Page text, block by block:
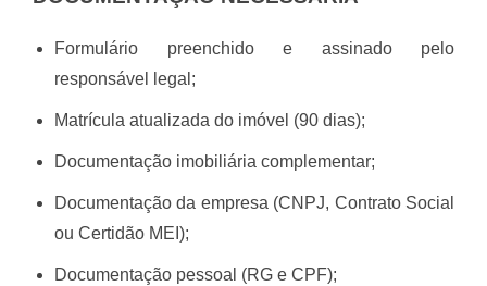
Formulário preenchido e assinado pelo
responsável legal;
Matrícula atualizada do imóvel (90 dias);
Documentação imobiliária complementar;
Documentação da empresa (CNPJ, Contrato Social
ou Certidão MEI);
Documentação pessoal (RG e CPF);